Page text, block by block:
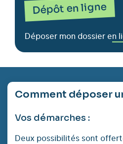
Dépôt en ligne
Déposer mon dossier en
Comment déposer
Vos démarches :
Deux possibilités sont